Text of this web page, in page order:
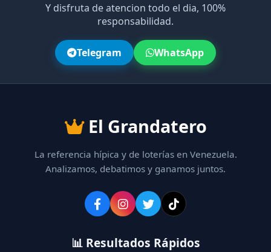
Y disfruta de atencion todo el dia, 100%
responsabilidad.
Telegram WhatsApp
El Grandatero
La referencia hípica y de loterías en Venezuela.
Analizamos, debatimos y ganamos juntos.
📊 Resultados Rápidos